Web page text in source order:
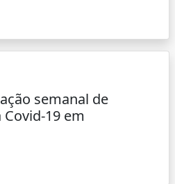
semanal de
19 em